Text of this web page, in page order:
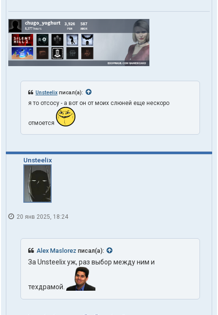
Unsteelix писал(а):
я то отсосу - а вот он от моих слюней еще нескоро
отмоется
Unsteelix
20 янв 2025, 18:24
Alex Maslorez писал(а):
За Unsteelix уж, раз выбор между ним и
техдрамой.